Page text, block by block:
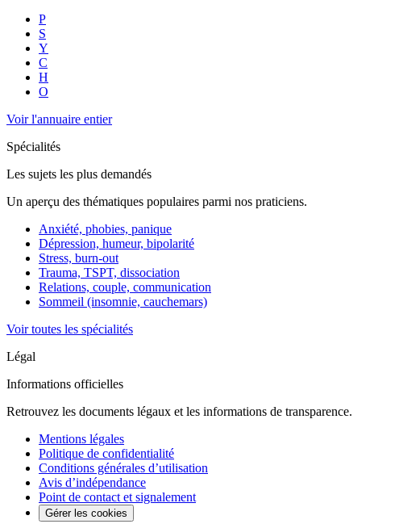
P
S
Y
C
H
O
Voir l'annuaire entier
Spécialités
Les sujets les plus demandés
Un aperçu des thématiques populaires parmi nos praticiens.
Anxiété, phobies, panique
Dépression, humeur, bipolarité
Stress, burn-out
Trauma, TSPT, dissociation
Relations, couple, communication
Sommeil (insomnie, cauchemars)
Voir toutes les spécialités
Légal
Informations officielles
Retrouvez les documents légaux et les informations de transparence.
Mentions légales
Politique de confidentialité
Conditions générales d’utilisation
Avis d’indépendance
Point de contact et signalement
Gérer les cookies